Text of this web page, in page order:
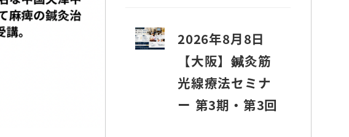
2026年8月8日
【大阪】鍼灸筋
光線療法セミナ
ー 第3期・第3回